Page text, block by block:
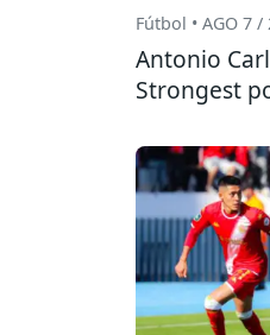
Fútbol • AGO 7 /
Antonio
Strongest